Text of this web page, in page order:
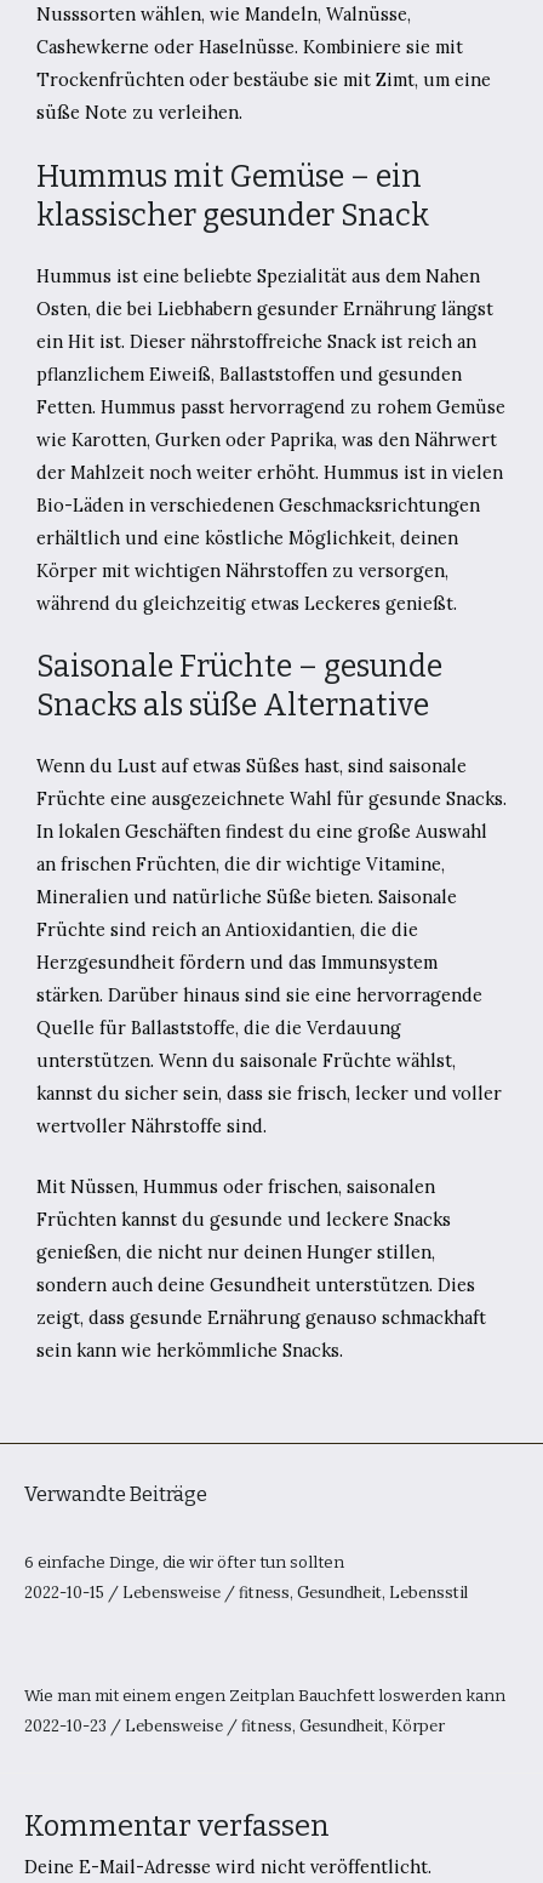
Nusssorten wählen, wie Mandeln, Walnüsse,
Cashewkerne oder Haselnüsse. Kombiniere sie mit
Trockenfrüchten oder bestäube sie mit Zimt, um eine
süße Note zu verleihen.
Hummus mit Gemüse – ein
klassischer gesunder Snack
Hummus ist eine beliebte Spezialität aus dem Nahen
Osten, die bei Liebhabern gesunder Ernährung längst
ein Hit ist. Dieser nährstoffreiche Snack ist reich an
pflanzlichem Eiweiß, Ballaststoffen und gesunden
Fetten. Hummus passt hervorragend zu rohem Gemüse
wie Karotten, Gurken oder Paprika, was den Nährwert
der Mahlzeit noch weiter erhöht. Hummus ist in vielen
Bio-Läden in verschiedenen Geschmacksrichtungen
erhältlich und eine köstliche Möglichkeit, deinen
Körper mit wichtigen Nährstoffen zu versorgen,
während du gleichzeitig etwas Leckeres genießt.
Saisonale Früchte – gesunde
Snacks als süße Alternative
Wenn du Lust auf etwas Süßes hast, sind saisonale
Früchte eine ausgezeichnete Wahl für gesunde Snacks.
In lokalen Geschäften findest du eine große Auswahl
an frischen Früchten, die dir wichtige Vitamine,
Mineralien und natürliche Süße bieten. Saisonale
Früchte sind reich an Antioxidantien, die die
Herzgesundheit fördern und das Immunsystem
stärken. Darüber hinaus sind sie eine hervorragende
Quelle für Ballaststoffe, die die Verdauung
unterstützen. Wenn du saisonale Früchte wählst,
kannst du sicher sein, dass sie frisch, lecker und voller
wertvoller Nährstoffe sind.
Mit Nüssen, Hummus oder frischen, saisonalen
Früchten kannst du gesunde und leckere Snacks
genießen, die nicht nur deinen Hunger stillen,
sondern auch deine Gesundheit unterstützen. Dies
zeigt, dass gesunde Ernährung genauso schmackhaft
sein kann wie herkömmliche Snacks.
Verwandte Beiträge
6 einfache Dinge, die wir öfter tun sollten
2022-10-15 / Lebensweise /fitness, Gesundheit, Lebensstil
Wie man mit einem engen Zeitplan Bauchfett loswerden kann
2022-10-23 / Lebensweise /fitness, Gesundheit, Körper
Kommentar verfassen
Deine E-Mail-Adresse wird nicht veröffentlicht.